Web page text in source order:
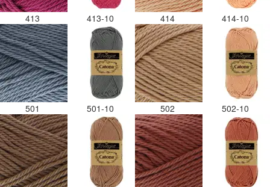
413 413-10 414 414-10
501 501-10 502 502-10